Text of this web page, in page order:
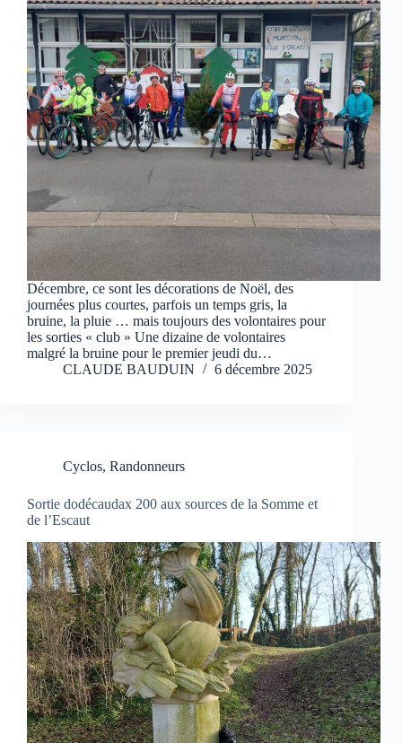
Décembre, ce sont les décorations de Noël, des
journées plus courtes, parfois un temps gris, la
bruine, la pluie … mais toujours des volontaires pour
les sorties « club » Une dizaine de volontaires
malgré la bruine pour le premier jeudi du…
CLAUDE BAUDUIN
6 décembre 2025
Cyclos, Randonneurs
Sortie dodécaudax 200 aux sources de la Somme et
de l’Escaut